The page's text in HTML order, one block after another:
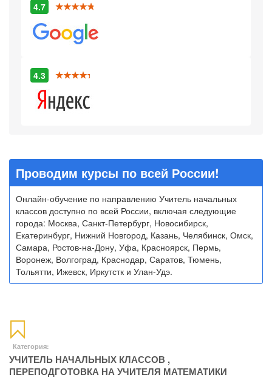
4.7
4.3
Проводим курсы по всей России!
Онлайн-обучение по направлению Учитель начальных
классов доступно по всей России, включая следующие
города: Москва, Санкт-Петербург, Новосибирск,
Екатеринбург, Нижний Новгород, Казань, Челябинск, Омск,
Самара, Ростов-на-Дону, Уфа, Красноярск, Пермь,
Воронеж, Волгоград, Краснодар, Саратов, Тюмень,
Тольятти, Ижевск, Иркутстк и Улан-Удэ.
Категория:
УЧИТЕЛЬ НАЧАЛЬНЫХ КЛАССОВ ,
ПЕРЕПОДГОТОВКА НА УЧИТЕЛЯ МАТЕМАТИКИ